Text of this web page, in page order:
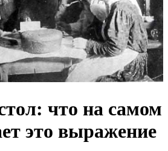
что на самом
это выражение